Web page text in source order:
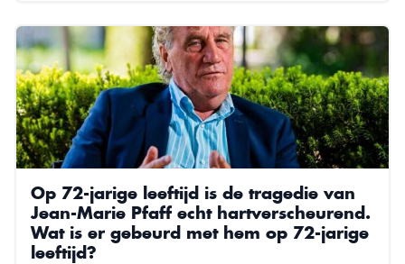
Op 72-jarige leeftijd is de tragedie van
Jean-Marie Pfaff echt hartverscheurend.
Wat is er gebeurd met hem op 72-jarige
leeftijd?